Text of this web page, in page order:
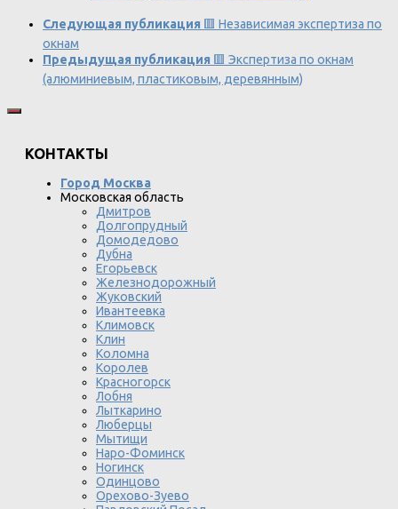
Следующая публикация 🟥 Независимая экспертиза по
окнам
Предыдущая публикация 🟥 Экспертиза по окнам
(алюминиевым, пластиковым, деревянным)
КОНТАКТЫ
Город Москва
Московская область
Дмитров
Долгопрудный
Домодедово
Дубна
Егорьевск
Железнодорожный
Жуковский
Ивантеевка
Климовск
Клин
Коломна
Королев
Красногорск
Лобня
Лыткарино
Люберцы
Мытищи
Наро-Фоминск
Ногинск
Одинцово
Орехово-Зуево